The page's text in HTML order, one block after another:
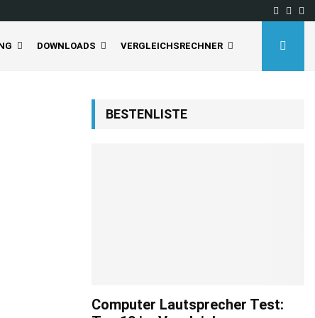
DOWNLOADS VERGLEICHSRECHNER
BESTENLISTE
Computer Lautsprecher Test: